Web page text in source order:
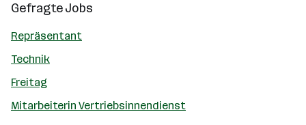
Gefragte Jobs
Repräsentant
Technik
Freitag
Mitarbeiterin Vertriebsinnendienst